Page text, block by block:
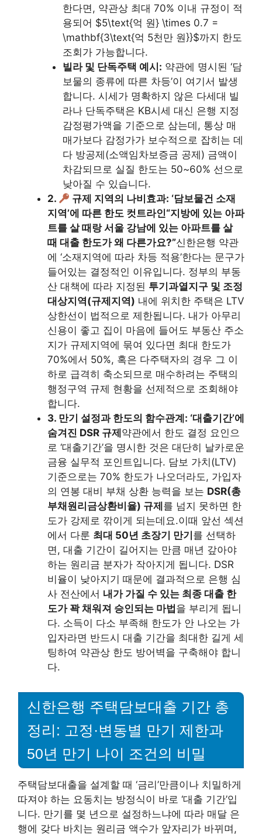
한다면, 약관상 최대 70% 이내 규정이 적
용되어 $5\text{억 원} \times 0.7 =
\mathbf{3\text{억 5천만 원}}$까지 한도
조회가 가능합니다.
빌라 및 단독주택 예시: 약관에 명시된 ‘담
보물의 종류에 따른 차등’이 여기서 발생
합니다. 시세가 명확하지 않은 다세대 빌
라나 단독주택은 KB시세 대신 은행 지정
감정평가액을 기준으로 삼는데, 통상 매
매가보다 감정가가 보수적으로 잡히는 데
다 방공제(소액임차보증금 공제) 금액이
차감되므로 실질 한도는 50~60% 선으로
낮아질 수 있습니다.
2.
규제 지역의 나비효과: ‘담보물건 소재
지역’에 따른 한도 컷트라인“지방에 있는 아파
트를 살 때랑 서울 강남에 있는 아파트를 살
때 대출 한도가 왜 다른가요?”신한은행 약관
에 ‘소재지역에 따라 차등 적용’한다는 문구가
들어있는 결정적인 이유입니다. 정부의 부동
산 대책에 따라 지정된 투기과열지구 및 조정
대상지역(규제지역) 내에 위치한 주택은 LTV
상한선이 법적으로 제한됩니다. 내가 아무리
신용이 좋고 집이 마음에 들어도 부동산 주소
지가 규제지역에 묶여 있다면 최대 한도가
70%에서 50%, 혹은 다주택자의 경우 그 이
하로 급격히 축소되므로 매수하려는 주택의
행정구역 규제 현황을 선제적으로 조회해야
합니다.
3. 만기 설정과 한도의 함수관계: ‘대출기간’에
숨겨진 DSR 규제 약관에서 한도 결정 요인으
로 ‘대출기간’을 명시한 것은 대단히 날카로운
금융 실무적 포인트입니다. 담보 가치(LTV)
기준으로는 70% 한도가 나오더라도, 가입자
의 연봉 대비 부채 상환 능력을 보는 DSR(총
부채원리금상환비율) 규제 를 넘지 못하면 한
도가 강제로 깎이게 되는데요.이때 앞선 섹션
에서 다룬 최대 50년 초장기 만기 를 선택하
면, 대출 기간이 길어지는 만큼 매년 갚아야
하는 원리금 분자가 작아지게 됩니다. DSR
비율이 낮아지기 때문에 결과적으로 은행 심
사 전산에서 내가 가질 수 있는 최종 대출 한
도가 꽉 채워져 승인되는 마법 을 부리게 됩니
다. 소득이 다소 부족해 한도가 안 나오는 가
입자라면 반드시 대출 기간을 최대한 길게 세
팅하여 약관상 한도 방어벽을 구축해야 합니
다.
신한은행 주택담보대출 기간 총
정리: 고정·변동별 만기 제한과
50년 만기 나이 조건의 비밀
주택담보대출을 설계할 때 ‘금리’만큼이나 치밀하게
따져야 하는 요동치는 방정식이 바로 ‘대출 기간’입
니다. 만기를 몇 년으로 설정하느냐에 따라 매달 은
행에 갖다 바치는 원리금 액수가 앞자리가 바뀌며,